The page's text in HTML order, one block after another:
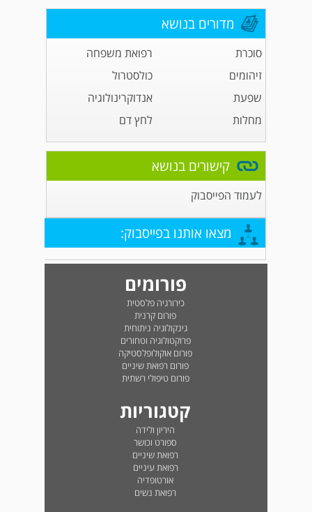
מדורים בנושא
סוכרת
רפואת משפחה
זיהומים
כולסטרול
שפעת
אנדוקרינולוגיה
מחלות
לחץ דם
קישורים בנושא
לעמוד הפייסבוק
מצאו אותנו בפייסבוק:
פורומים
כירורגיה פלסטית
פורום קרנית
גינקולוגיה ניתוחית
פרוקטולוגיה וטחורים
פורום אוקולופלסטיקה
פורום רפואת שיניים
פורום טיפולי רשתית
קטגוריות
היריון ולידה
ספורט וכושר
רפואת שיניים
רפואת עיניים
אורטופדיה
רפואת נשים